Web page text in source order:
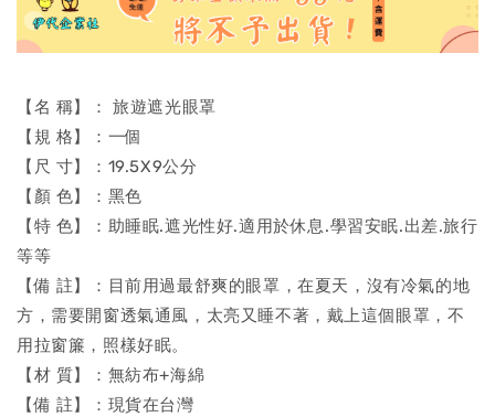
【名 稱】： 旅遊遮光眼罩
【規 格】：一個
【尺 寸】：19.5X9公分
【顏 色】：黑色
【特 色】：助睡眠.遮光性好.適用於休息.學習安眠.出差.旅行
等等
【備 註】：目前用過最舒爽的眼罩，在夏天，沒有冷氣的地
方，需要開窗透氣通風，太亮又睡不著，戴上這個眼罩，不
用拉窗簾，照樣好眠。
【材 質】：無紡布+海綿
【備 註】：現貨在台灣